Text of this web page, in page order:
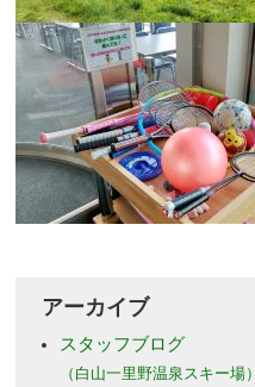
アーカイブ
スタッフブログ
（白山一里野温泉スキー場）